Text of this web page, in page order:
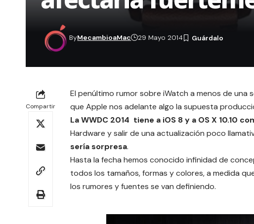
ByMecambioaMac 29 Mayo 2014
Compartir
El penúltimo rumor sobre iWatch a menos de una
que Apple nos adelante algo la supuesta
LaWWDC 2014 tiene a iOS 8 y a OS X 10.10
Hardware y salir de una actualización poco
sería sorpresa.
Hasta la fecha hemos conocido infinidad de
todos los tamaños, formas y colores, a medida
los rumores y fuentes se van definiendo.